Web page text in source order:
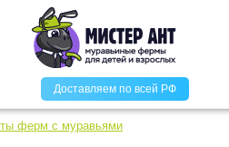
Доставляем по всей РФ
ферм с муравьями